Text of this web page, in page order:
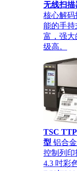
无线扫描
核心解码
能的手持
富，强大
级高。
TSC
型 铝合
控制列印
4.3 吋彩